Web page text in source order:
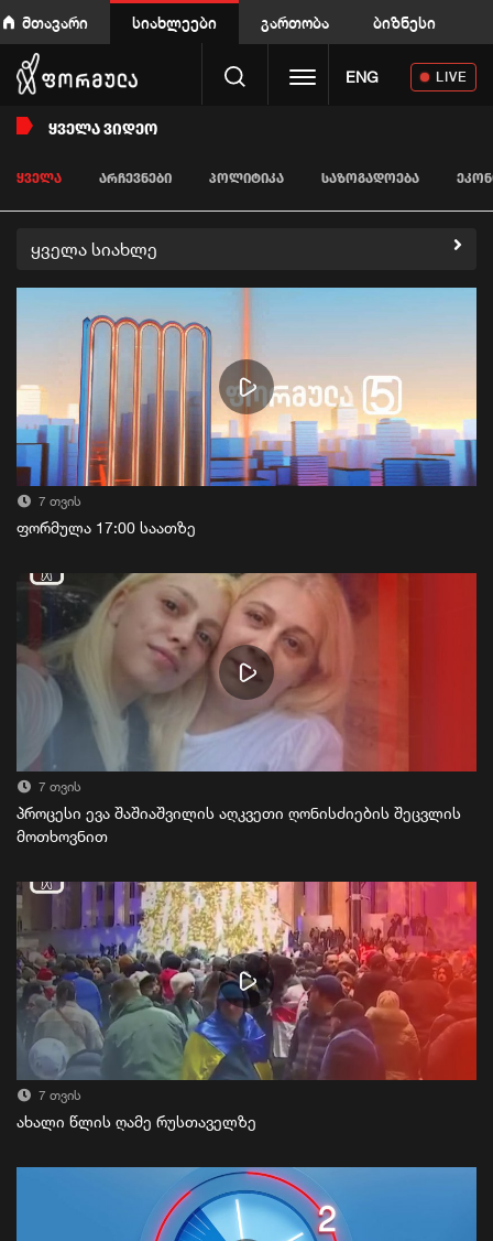
მთავარი სიახლეები გართობა ბიზნესი
Toggle navigation
ENG LIVE
ᲧᲕᲔᲚᲐ ᲕᲘᲓᲔᲝ
ᲧᲕᲔᲚᲐ ᲐᲠᲩᲔᲕᲜᲔᲑᲘ ᲞᲝᲚᲘᲢᲘᲙᲐ ᲡᲐᲖᲝᲒᲐᲓᲝᲔᲑᲐ
ყველა სიახლე
7 თვის
ფორმულა 17:00 საათზე
7 თვის
პროცესი ევა შაშიაშვილის აღკვეთი ღონისძიების შეცვლის
მოთხოვნით
7 თვის
ახალი წლის ღამე რუსთაველზე